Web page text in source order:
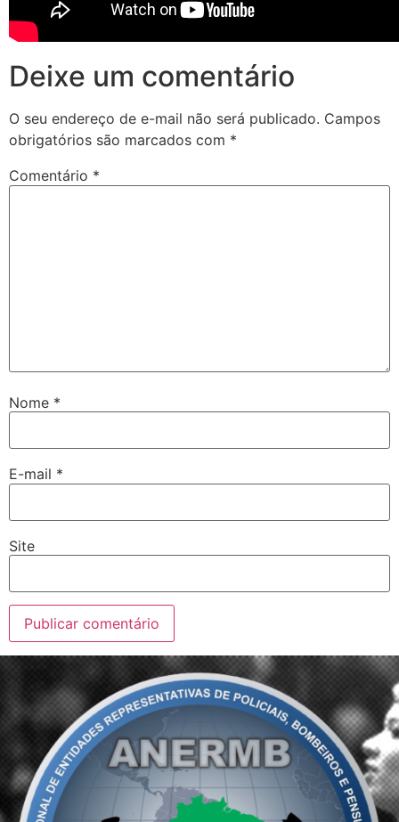
Deixe um comentário
O seu endereço de e-mail não será publicado. Campos
obrigatórios são marcados com *
Comentário *
Nome *
E-mail *
Site